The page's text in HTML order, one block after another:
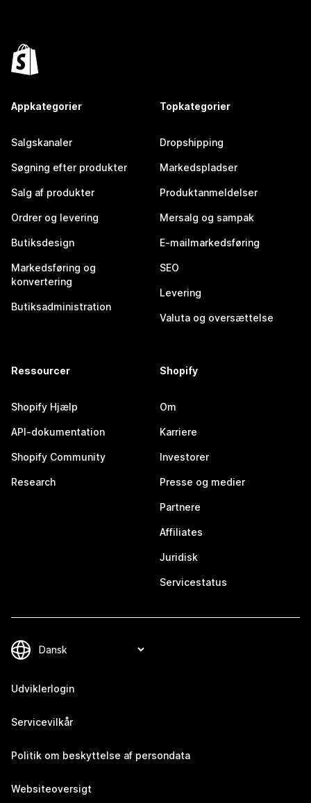
Appkategorier
Salgskanaler
Søgning efter produkter
Salg af produkter
Ordrer og levering
Butiksdesign
Markedsføring og
konvertering
Butiksadministration
Topkategorier
Dropshipping
Markedspladser
Produktanmeldelser
Mersalg og sampak
E-mailmarkedsføring
SEO
Levering
Valuta og oversættelse
Ressourcer
Shopify Hjælp
API-dokumentation
Shopify Community
Research
Shopify
Om
Karriere
Investorer
Presse og medier
Partnere
Affiliates
Juridisk
Servicestatus
Udviklerlogin
Servicevilkår
Politik om beskyttelse af persondata
Websiteoversigt